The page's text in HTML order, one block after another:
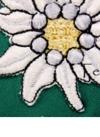
20,00€
AÑADIR AL CARRITO